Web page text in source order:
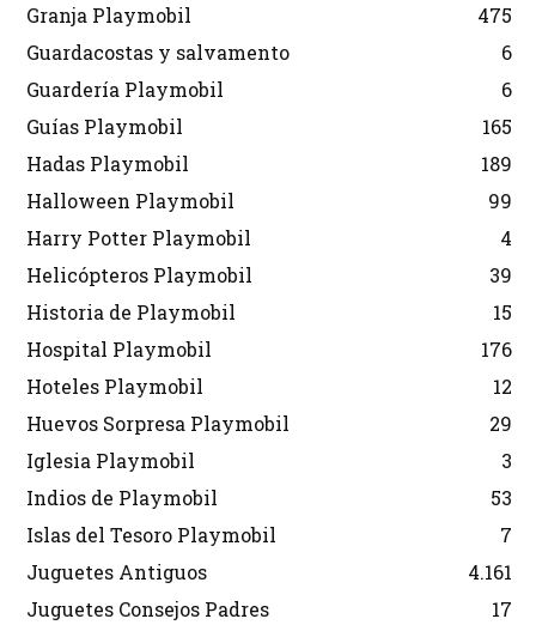
Granja Playmobil
475
Guardacostas y salvamento
6
Guardería Playmobil
6
Guías Playmobil
165
Hadas Playmobil
189
Halloween Playmobil
99
Harry Potter Playmobil
4
Helicópteros Playmobil
39
Historia de Playmobil
15
Hospital Playmobil
176
Hoteles Playmobil
12
Huevos Sorpresa Playmobil
29
Iglesia Playmobil
3
Indios de Playmobil
53
Islas del Tesoro Playmobil
7
Juguetes Antiguos
4.161
Juguetes Consejos Padres
17